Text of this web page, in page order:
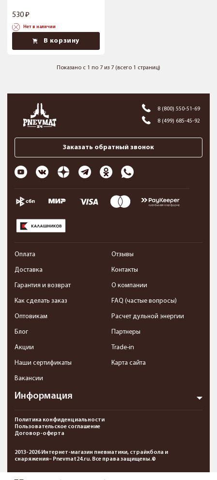
530
Нет в наличии
В корзину
Показано с 1 по 7 из 7 (всего 1 страниц)
8 (800) 550-51-69
8 (499) 685-45-92
Заказать обратный звонок
Информация
Оплата
Доставка
Гарантия и возврат
Как сделать заказ
Оптовикам
Блог
Акции
Наши сертификаты
Вакансии
Отзывы
Контакты
О компании
FAQ (частые вопросы)
Расчет дульной энергии
Партнеры
Trade-in
Карта сайта
Политика конфиденциальности
Пользовательское соглашение
Договор-оферта
2013-2026 Интернет-магазин пневматики, страйкбола и
снаряжения– Pnevmat24.ru. Все права защищены.©